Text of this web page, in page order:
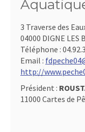
3 Traverse des
04000 DIGNE LES
Téléphone :
Email :
http://
Président :
11000 Cartes de